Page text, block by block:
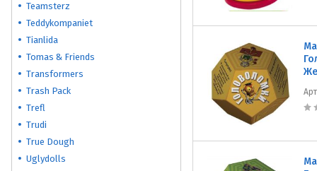
Teamsterz
Teddykompaniet
Tianlida
Tomas & Friends
Transformers
Trash Pack
Trefl
Trudi
True Dough
Uglydolls